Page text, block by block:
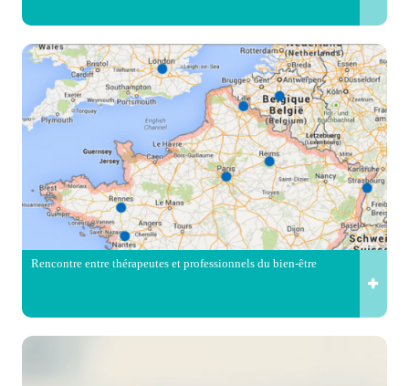
Rencontre entre thérapeutes et professionnels du bien-être